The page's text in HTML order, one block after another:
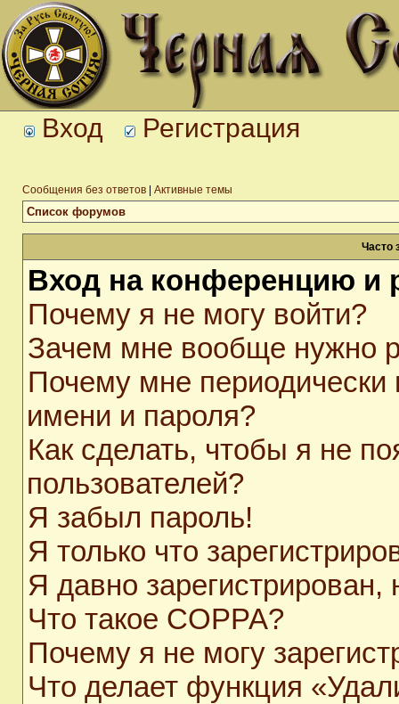
Вход Регистрация
Сообщения без ответов Активные темы
Список форумов
Часто
Вход на конференцию и
Почему я не могу войти?
Зачем мне вообще нужно
Почему мне периодически
имени и пароля?
Как сделать, чтобы я не
пользователей?
Я забыл пароль!
Я только что
Я давно
Что такое COPPA?
Почему я не могу
Что делает функция